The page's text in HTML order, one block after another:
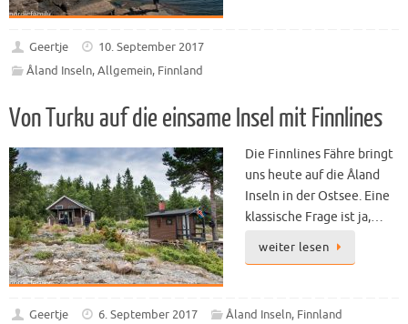
Geertje
10. September 2017
Åland Inseln,Allgemein, Finnland
Von Turku auf die einsame Insel mit Finnlines
Die Finnlines Fähre bringt
uns heute auf die Åland
Inseln in der Ostsee. Eine
klassische Frage ist ja,…
weiter lesen
Geertje 6. September 2017 Åland Inseln, Finnland